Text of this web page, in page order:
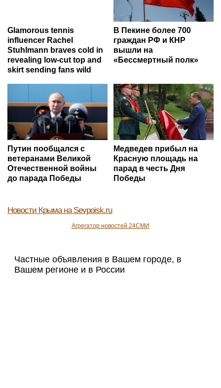
Glamorous tennis
influencer Rachel
Stuhlmann braves cold in
revealing low-cut top and
skirt sending fans wild
В Пекине более 700
граждан РФ и КНР
вышли на
«Бессмертный полк»
Путин пообщался с
ветеранами Великой
Отечественной войны
до парада Победы
Медведев прибыл на
Красную площадь на
парад в честь Дня
Победы
Новости Крыма на Sevpoisk.ru
Агрегатор новостей 24СМИ
Частные объявления в Вашем городе, в
Вашем регионе и в России